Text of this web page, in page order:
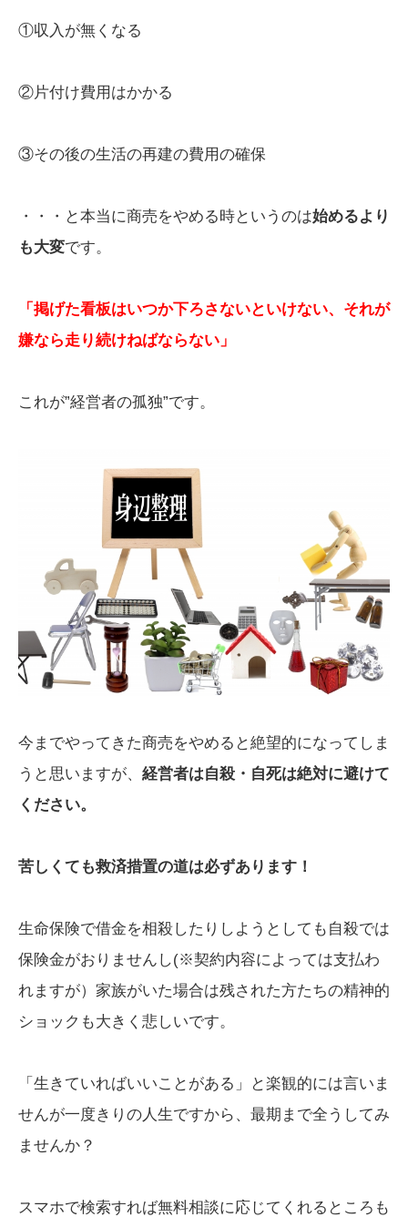
①収入が無くなる
②片付け費用はかかる
③その後の生活の再建の費用の確保
・・・と本当に商売をやめる時というのは始めるより
も大変です。
「掲げた看板はいつか下ろさないといけない、それが
嫌なら走り続けねばならない」
これが”経営者の孤独”です。
今までやってきた商売をやめると絶望的になってしま
うと思いますが、 経営者は自殺・自死は絶対に避けて
ください。
苦しくても救済措置の道は必ずあります！
生命保険で借金を相殺したりしようとしても自殺では
保険金がおりませんし(※契約内容によっては支払わ
れますが）家族がいた場合は残された方たちの精神的
ショックも大きく悲しいです。
「生きていればいいことがある」と楽観的には言いま
せんが一度きりの人生ですから、最期まで全うしてみ
ませんか？
スマホで検索すれば無料相談に応じてくれるところも